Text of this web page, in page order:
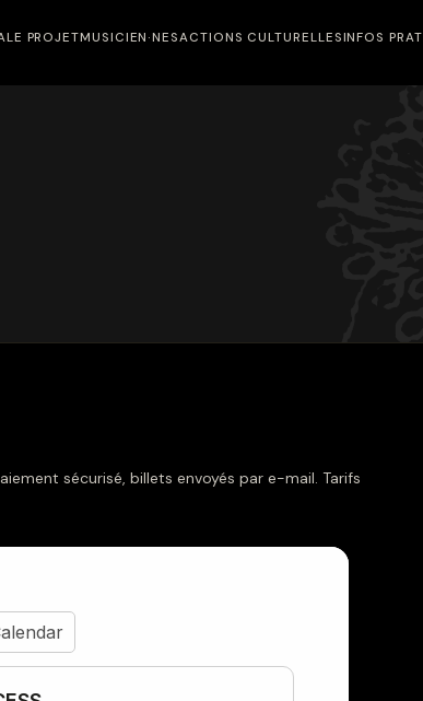
LE PROJETMUSICIEN·NESACTIONS CULTURELLESINFOS
sécurisé, billets envoyés par e-mail. Tarifs